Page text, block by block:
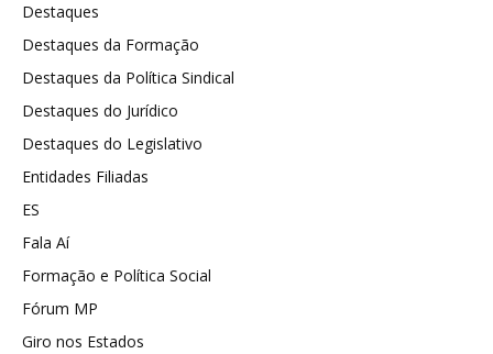
Destaques
Destaques da Formação
Destaques da Política Sindical
Destaques do Jurídico
Destaques do Legislativo
Entidades Filiadas
ES
Fala Aí
Formação e Política Social
Fórum MP
Giro nos Estados